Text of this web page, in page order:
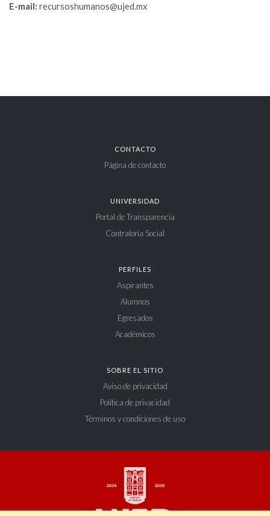
E-mail: recursoshumanos@ujed.mx
CONTACTO
Página de contacto
UNIVERSIDAD
Portal de Transparencia
Contraloría Social
PERFILES
Aspirantes
Alumnos
Egresados
Académicos
SOBRE EL SITIO
Aviso de privacidad
Política de privacidad
Términos y condiciones de uso